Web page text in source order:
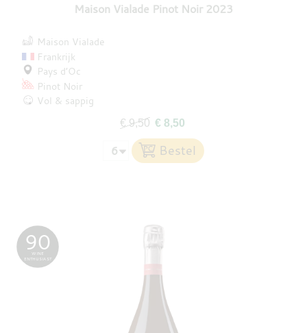
Maison Vialade Pinot Noir 2023
Maison Vialade
Frankrijk
Pays d’Oc
Pinot Noir
Vol & sappig
€ 9,50 € 8,50
90
WINE
ENTHUSIAST